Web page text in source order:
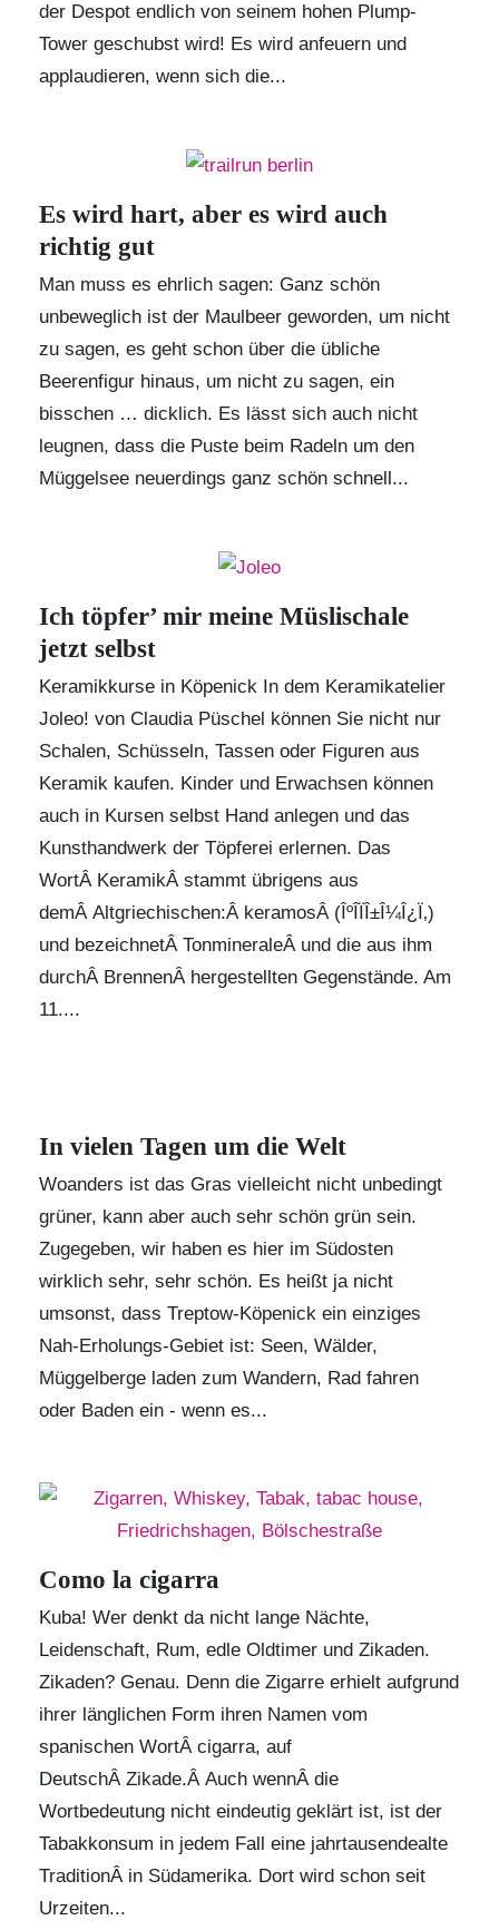
der Despot endlich von seinem hohen Plump-
Tower geschubst wird! Es wird anfeuern und
applaudieren, wenn sich die...
Es wird hart, aber es wird auch
richtig gut
Man muss es ehrlich sagen: Ganz schön
unbeweglich ist der Maulbeer geworden, um nicht
zu sagen, es geht schon über die übliche
Beerenfigur hinaus, um nicht zu sagen, ein
bisschen … dicklich. Es lässt sich auch nicht
leugnen, dass die Puste beim Radeln um den
Müggelsee neuerdings ganz schön schnell...
Ich töpfer’ mir meine Müslischale
jetzt selbst
Keramikkurse in Köpenick In dem Keramikatelier
Joleo! von Claudia Püschel können Sie nicht nur
Schalen, Schüsseln, Tassen oder Figuren aus
Keramik kaufen. Kinder und Erwachsen können
auch in Kursen selbst Hand anlegen und das
Kunsthandwerk der Töpferei erlernen. Das
WortÂ KeramikÂ stammt übrigens aus
demÂ Altgriechischen:Â keramosÂ (ÎºÎ­ÏÎ±Î¼Î¿Ï‚)
und bezeichnetÂ TonmineraleÂ und die aus ihm
durchÂ BrennenÂ hergestellten Gegenstände. Am
11....
In vielen Tagen um die Welt
Woanders ist das Gras vielleicht nicht unbedingt
grüner, kann aber auch sehr schön grün sein.
Zugegeben, wir haben es hier im Südosten
wirklich sehr, sehr schön. Es heißt ja nicht
umsonst, dass Treptow-Köpenick ein einziges
Nah-Erholungs-Gebiet ist: Seen, Wälder,
Müggelberge laden zum Wandern, Rad fahren
oder Baden ein - wenn es...
Como la cigarra
Kuba! Wer denkt da nicht lange Nächte,
Leidenschaft, Rum, edle Oldtimer und Zikaden.
Zikaden? Genau. Denn die Zigarre erhielt aufgrund
ihrer länglichen Form ihren Namen vom
spanischen WortÂ cigarra, auf
DeutschÂ Zikade.Â Auch wennÂ die
Wortbedeutung nicht eindeutig geklärt ist, ist der
Tabakkonsum in jedem Fall eine jahrtausendealte
TraditionÂ in Südamerika. Dort wird schon seit
Urzeiten...